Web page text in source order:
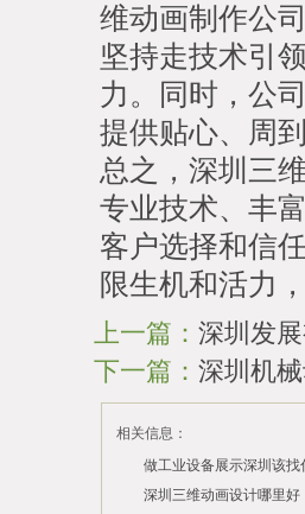
维动画制作公
坚持走技术引
力。同时，公
提供贴心、周
总之，深圳三
专业技术、丰
客户选择和信
限生机和活力
上一篇： 深圳发
下一篇： 深圳机
相关信息：
做工业设备展示深圳该
司？
深圳三维动画设计哪里好